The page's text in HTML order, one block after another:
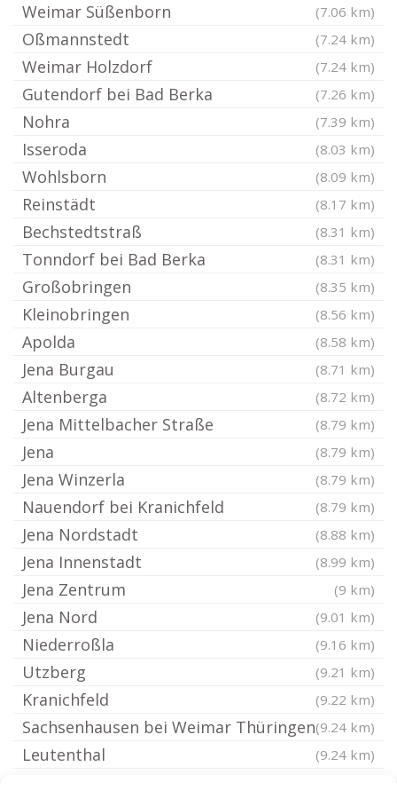
Weimar Süßenborn (7.06 km)
Oßmannstedt (7.24 km)
Weimar Holzdorf (7.24 km)
Gutendorf bei Bad Berka (7.26 km)
Nohra (7.39 km)
Isseroda (8.03 km)
Wohlsborn (8.09 km)
Reinstädt (8.17 km)
Bechstedtstraß (8.31 km)
Tonndorf bei Bad Berka (8.31 km)
Großobringen (8.35 km)
Kleinobringen (8.56 km)
Apolda (8.58 km)
Jena Burgau (8.71 km)
Altenberga (8.72 km)
Jena Mittelbacher Straße (8.79 km)
Jena (8.79 km)
Jena Winzerla (8.79 km)
Nauendorf bei Kranichfeld (8.79 km)
Jena Nordstadt (8.88 km)
Jena Innenstadt (8.99 km)
Jena Zentrum (9 km)
Jena Nord (9.01 km)
Niederroßla (9.16 km)
Utzberg (9.21 km)
Kranichfeld (9.22 km)
Sachsenhausen bei Weimar Thüringen(9.24 km)
Leutenthal (9.24 km)